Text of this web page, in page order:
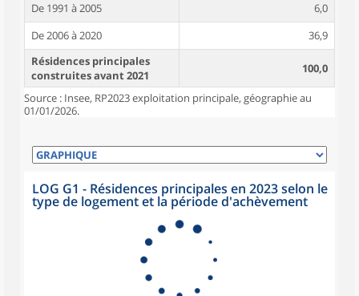
De 1991 à 2005
6,0
De 2006 à 2020
36,9
Résidences principales
construites avant 2021
100,0
Source : Insee, RP2023 exploitation principale, géographie au
01/01/2026.
LOG G1 - Résidences principales en 2023 selon le
type de logement et la période d'achèvement